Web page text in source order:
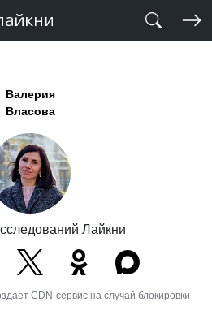
Валерия
Власова
Лайкни
CDN-сервис на случай блокировки